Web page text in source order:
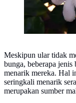
Meskipun ular tidak
bunga, beberapa jenis
menarik mereka. Hal
seringkali menarik
merupakan sumber